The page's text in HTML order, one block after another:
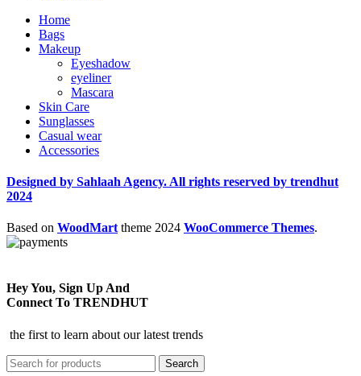
Home
Bags
Makeup
Eyeshadow
eyeliner
Mascara
Skin Care
Sunglasses
Casual wear
Accessories
Designed by Sahlaah Agency. All rights reserved by trendhut
2024
Based on WoodMart theme 2024 WooCommerce Themes.
Hey You, Sign Up And
Connect To TRENDHUT
the first to learn about our latest trends
Search